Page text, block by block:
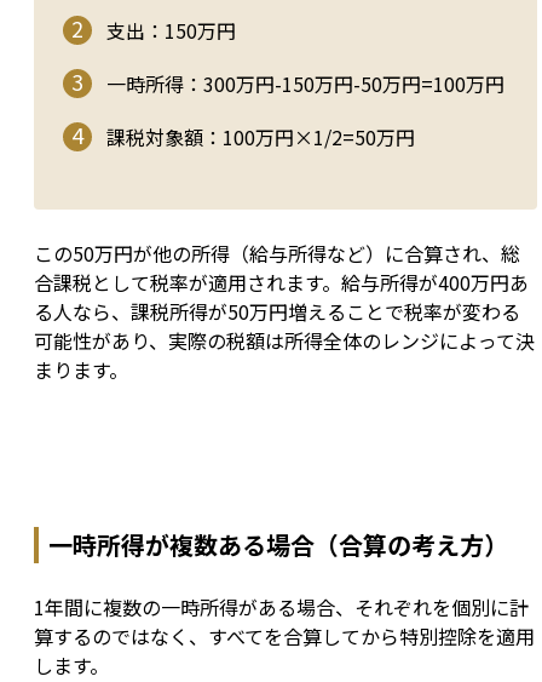
支出：150万円
一時所得：300万円-150万円-50万円=100万円
課税対象額：100万円×1/2=50万円
この50万円が他の所得（給与所得など）に合算され、総
合課税として税率が適用されます。給与所得が400万円あ
る人なら、課税所得が50万円増えることで税率が変わる
可能性があり、実際の税額は所得全体のレンジによって決
まります。
一時所得が複数ある場合（合算の考え方）
1年間に複数の一時所得がある場合、それぞれを個別に計
算するのではなく、すべてを合算してから特別控除を適用
します。